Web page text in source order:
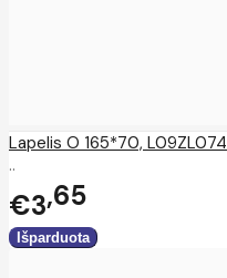
Lapelis O 165*70, L09ZL074
..
€3 65